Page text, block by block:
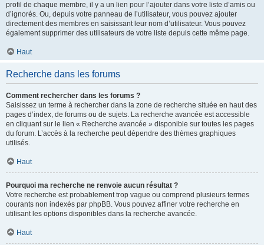
profil de chaque membre, il y a un lien pour l’ajouter dans votre liste d’amis ou
d’ignorés. Ou, depuis votre panneau de l’utilisateur, vous pouvez ajouter
directement des membres en saisissant leur nom d’utilisateur. Vous pouvez
également supprimer des utilisateurs de votre liste depuis cette même page.
Haut
Recherche dans les forums
Comment rechercher dans les forums ?
Saisissez un terme à rechercher dans la zone de recherche située en haut des
pages d’index, de forums ou de sujets. La recherche avancée est accessible
en cliquant sur le lien « Recherche avancée » disponible sur toutes les pages
du forum. L’accès à la recherche peut dépendre des thèmes graphiques
utilisés.
Haut
Pourquoi ma recherche ne renvoie aucun résultat ?
Votre recherche est probablement trop vague ou comprend plusieurs termes
courants non indexés par phpBB. Vous pouvez affiner votre recherche en
utilisant les options disponibles dans la recherche avancée.
Haut